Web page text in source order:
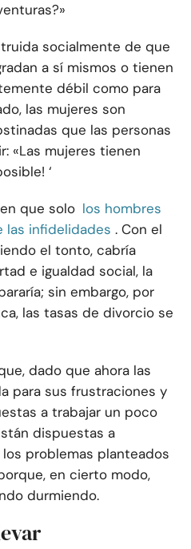
socialmente de que
a sí mismos o tienen
débil como para
las mujeres son
que las personas
«Las mujeres tienen
‘
que solo los hombres
las infidelidades . Con el
el tonto, cabría
e igualdad social, la
sin embargo, por
las tasas de divorcio se
dado que ahora las
para sus frustraciones y
a trabajar un poco
dispuestas a
problemas planteados
en cierto modo,
durmiendo.